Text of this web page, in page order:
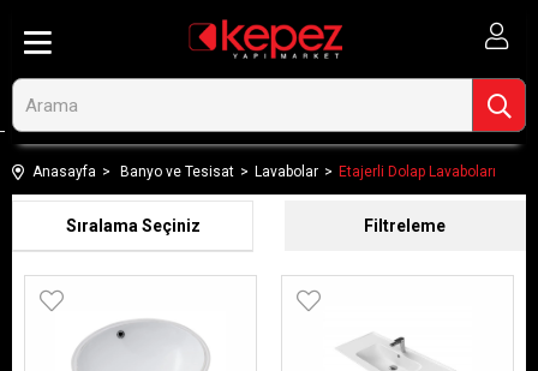
Anasayfa Banyo ve Tesisat Lavabolar Etajerli Dolap Lavaboları
Filtreleme
Sıralama